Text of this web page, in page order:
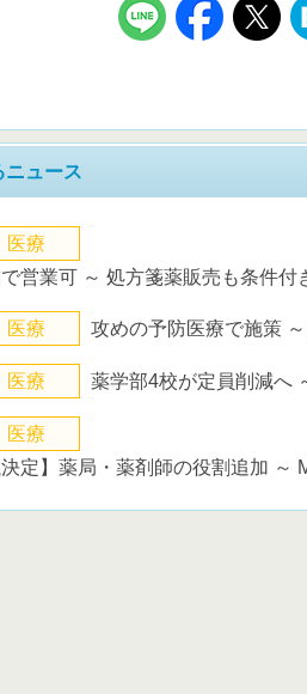
ニュース
医療
営業可 ～ 処方箋薬販売も条件
医療 攻めの予防医療で施策
医療 薬学部4校が定員削減へ
医療
決定】薬局・薬剤師の役割追加